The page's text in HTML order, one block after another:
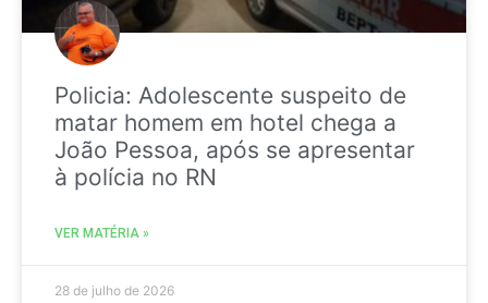
Policia: Adolescente suspeito de
matar homem em hotel chega a
João Pessoa, após se apresentar
à polícia no RN
VER MATÉRIA »
28 de julho de 2026